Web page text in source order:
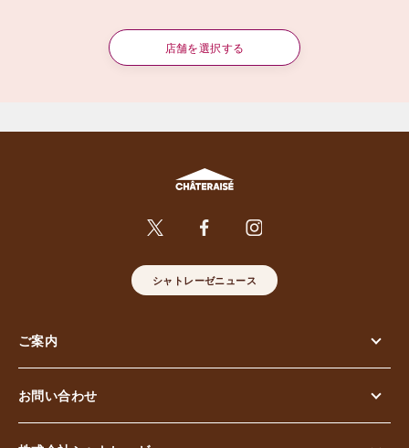
店舗を選択する
シャトレーゼニュース
ご案内
お問い合わせ